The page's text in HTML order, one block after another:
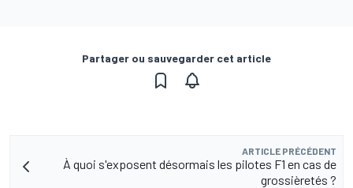
Partager ou sauvegarder cet article
ARTICLE PRÉCÉDENT
À quoi s'exposent désormais les pilotes F1 en cas de
grossièretés ?